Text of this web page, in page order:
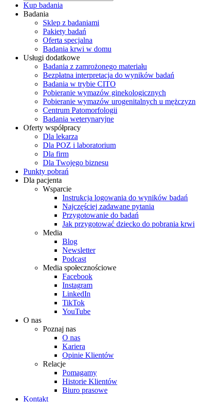
Kup badania
Badania
Sklep z badaniami
Pakiety badań
Oferta specjalna
Badania krwi w domu
Usługi dodatkowe
Badania z zamrożonego materiału
Bezpłatna interpretacja do wyników badań
Badania w trybie CITO
Pobieranie wymazów ginekologicznych
Pobieranie wymazów urogenitalnych u mężczyzn
Centrum Patomorfologii
Badania weterynaryjne
Oferty współpracy
Dla lekarza
Dla POZ i laboratorium
Dla firm
Dla Twojego biznesu
Punkty pobrań
Dla pacjenta
Wsparcie
Instrukcja logowania do wyników badań
Najczęściej zadawane pytania
Przygotowanie do badań
Jak przygotować dziecko do pobrania krwi
Media
Blog
Newsletter
Podcast
Media społecznościowe
Facebook
Instagram
LinkedIn
TikTok
YouTube
O nas
Poznaj nas
O nas
Kariera
Opinie Klientów
Relacje
Pomagamy
Historie Klientów
Biuro prasowe
Kontakt